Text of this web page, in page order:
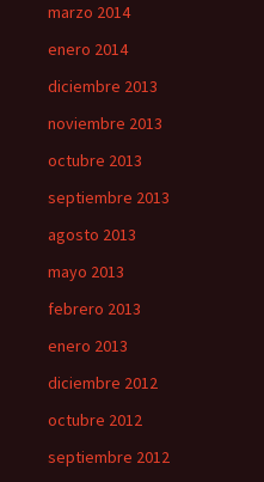
marzo 2014
enero 2014
diciembre 2013
noviembre 2013
octubre 2013
septiembre 2013
agosto 2013
mayo 2013
febrero 2013
enero 2013
diciembre 2012
octubre 2012
septiembre 2012